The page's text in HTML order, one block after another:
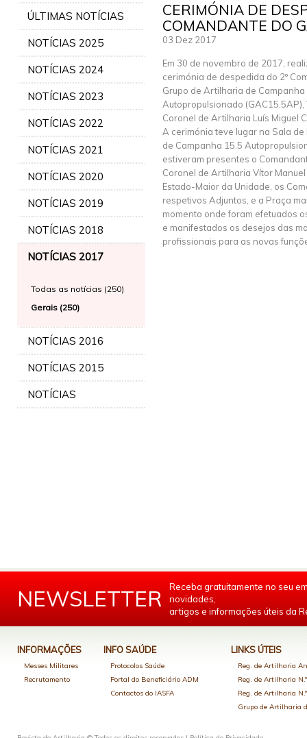
ÚLTIMAS NOTÍCIAS
NOTÍCIAS 2025
NOTÍCIAS 2024
NOTÍCIAS 2023
NOTÍCIAS 2022
NOTÍCIAS 2021
NOTÍCIAS 2020
NOTÍCIAS 2019
NOTÍCIAS 2018
NOTÍCIAS 2017
Todas as notícias (250)
Gerais (250)
NOTÍCIAS 2016
NOTÍCIAS 2015
NOTÍCIAS
CERIMÓNIA DE
COMANDANTE DO
03 Dez 2017
Em 30 de novembro de 2017,
cerimónia de despedida do 2º
Grupo de Artilharia de Campanha
Autopropulsionado (GAC15.5AP),
Coronel de Artilharia Luís Miguel
A cerimónia teve lugar na Sala
de Campanha 15.5
estiveram presentes o
Coronel de Artilharia Vítor
Estado-Maior da Unidade, os
respetivos Adjuntos, e a Praça
momento onde foram efetuados
e manifestados os desejos das
profissionais para as novas
NEWSLETTER
Receba gratuitamente no seu
novidades,
artigos e informações úteis da
INFORMAÇÕES
Messes Militares
Recrutamento
INFO SAÚDE
Protocolos Saúde
Portal do Beneficiário ADM
Contactos do IASFA
LINKS ÚTEIS
Reg. de Artilharia
Reg. de Artilharia
Reg. de Artilharia
Grupo de Artilharia